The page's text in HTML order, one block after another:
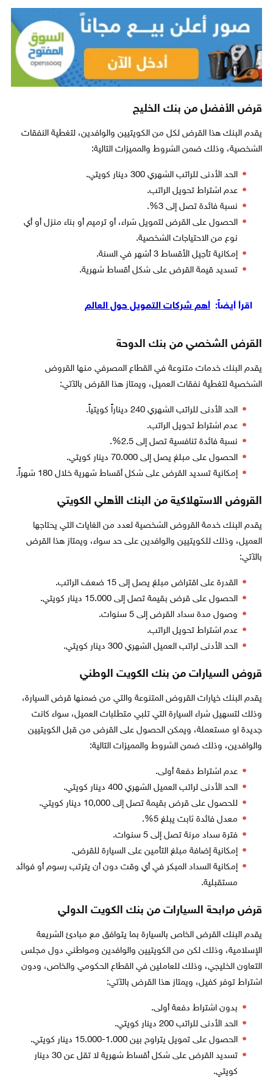
قرض الأفضل من بنك الخليج
يقدم البنك هذا القرض لكل من الكويتيين والوافدين، لتغطية النفقات
الشخصية، وذلك ضمن الشروط والمميزات التالية:
الحد الأدنى للراتب الشهري 300 دينار كويتي.
عدم اشتراط تحويل الراتب.
نسبة فائدة تصل إلى 3%.
الحصول على القرض لتمويل شراء، أو ترميم أو بناء منزل أو أي
نوع من الاحتياجات الشخصية.
إمكانية تأجيل الأقساط 3 أشهر في السنة.
تسديد قيمة القرض على شكل أقساط شهرية.
اقرأ أيضاً: أهم شركات التمويل حول العالم
القرض الشخصي من بنك الدوحة
يقدم البنك خدمات متنوعة في القطاع المصرفي منها القروض
الشخصية لتغطية نفقات العميل، ويمتاز هذا القرض بالآتي:
الحد الأدنى للراتب الشهري 240 ديناراً كويتياً.
عدم اشتراط تحويل الراتب.
نسبة فائدة تنافسية تصل إلى 2.5%.
الحصول على مبلغ يصل إلى 70.000 دينار كويتي.
إمكانية تسديد القرض على شكل أقساط شهرية خلال 180 شهراً.
القروض الاستهلاكية من البنك الأهلي الكويتي
يقدم البنك خدمة القروض الشخصية لعدد من الغايات التي يحتاجها
العميل، وذلك للكويتيين والوافدين على حد سواء، ويمتاز هذا القرض
بالآتي:
القدرة على اقتراض مبلغ يصل إلى 15 ضعف الراتب.
الحصول على قرض بقيمة تصل إلى 15.000 دينار كويتي.
وصول مدة سداد القرض إلى 5 سنوات.
عدم اشتراط تحويل الراتب.
الحد الأدنى لراتب العميل الشهري 300 دينار كويتي.
قروض السيارات من بنك الكويت الوطني
يقدم البنك خيارات القروض المتنوعة والتي من ضمنها قرض السيارة،
وذلك لتسهيل شراء السيارة التي تلبي متطلبات العميل، سواء كانت
جديدة او مستعملة، ويمكن الحصول على القرض من قبل الكويتيين
والوافدين، وذلك ضمن الشروط والمميزات التالية:
عدم اشتراط دفعة أولى.
الحد الأدنى لراتب العميل الشهري 400 دينار كويتي.
للحصول على قرض بقيمة تصل إلى 10,000 دينار كويتي.
معدل فائدة ثابت يبلغ 5%.
فترة سداد مرنة تصل إلى 5 سنوات.
إمكانية إضافة مبلغ التأمين على السيارة للقرض.
إمكانية السداد المبكر في أي وقت دون أن يترتب رسوم أو فوائد
مستقبلية.
قرض مرابحة السيارات من بنك الكويت الدولي
يقدم البنك القرض الخاص بالسيارة بما يتوافق مع مبادئ الشريعة
الإسلامية، وذلك لكن من الكويتيين والوافدين ومواطني دول مجلس
التعاون الخليجي، وذلك للعاملين في القطاع الحكومي والخاص، ودون
اشتراط توفر كفيل، ويمتاز هذا القرض بالآتي:
بدون اشتراط دفعة أولى.
الحد الأدنى للراتب 200 دينار كويتي.
الحصول على تمويل يتراوح بين 1.000-15.000 دينار كويتي.
تسديد القرض على شكل أقساط شهرية لا تقل عن 30 دينار
كويتي.